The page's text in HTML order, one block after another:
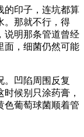
印子，连坑都算
。那就不行，得
说明那条管道曾经
面，细菌仍然可能
凹陷周围反复
候别只涂药膏，
色葡萄球菌顺着管